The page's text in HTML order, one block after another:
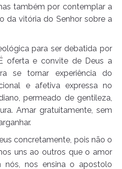
também por contemplar a
da vitória do Senhor sobre a
para ser debatida por
oferta e convite de Deus a
se tornar experiência do
e afetiva expressa no
permeado de gentileza,
Amar gratuitamente, sem
concretamente, pois não o
uns ao outros que o amor
nós, nos ensina o apostolo